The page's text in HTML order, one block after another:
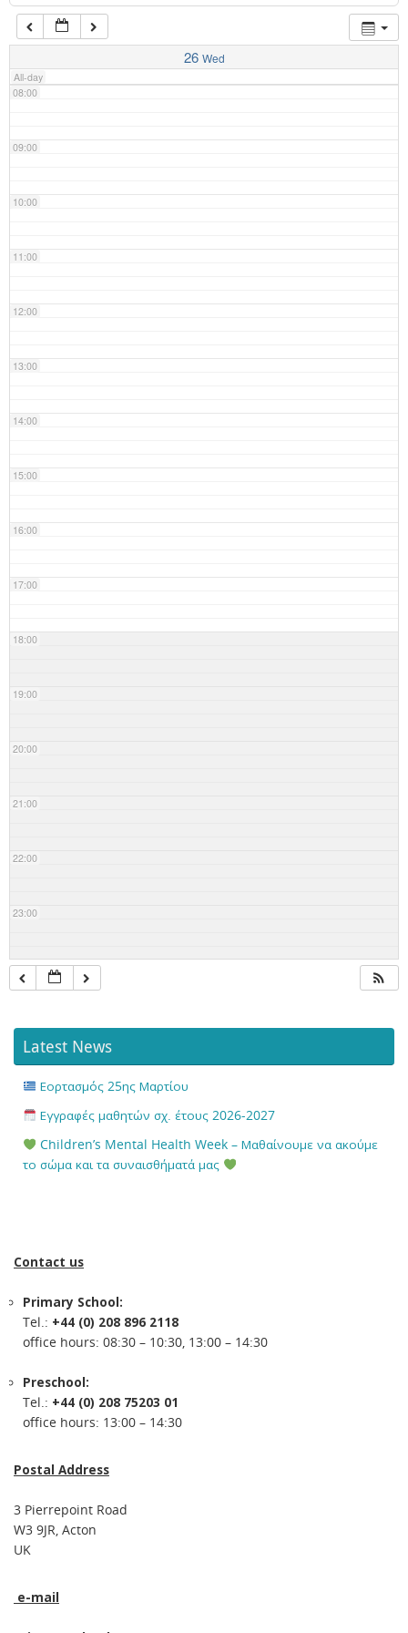
26 Wed
All-day
07:00
08:00
09:00
10:00
11:00
12:00
13:00
14:00
15:00
16:00
17:00
18:00
19:00
20:00
21:00
22:00
23:00
Latest News
Εορτασμός 25ης Μαρτίου
Εγγραφές μαθητών σχ. έτους 2026-2027
Children’s Mental Health Week – Μαθαίνουμε να ακούμε
το σώμα και τα συναισθήματά μας
Contact us
Primary School:
Tel.: +44 (0) 208 896 2118
office hours: 08:30 – 10:30, 13:00 – 14:30
Preschool:
Tel.: +44 (0) 208 75203 01
office hours: 13:00 – 14:30
Postal Address
3 Pierrepoint Road
W3 9JR, Acton
UK
e-mail